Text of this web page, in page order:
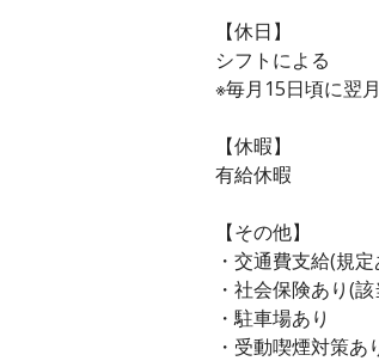
【休日】
シフトによる
※毎月15日頃に翌
【休暇】
有給休暇
【その他】
・交通費支給(規
・社会保険あり(
・駐車場あり
・受動喫煙対策あ